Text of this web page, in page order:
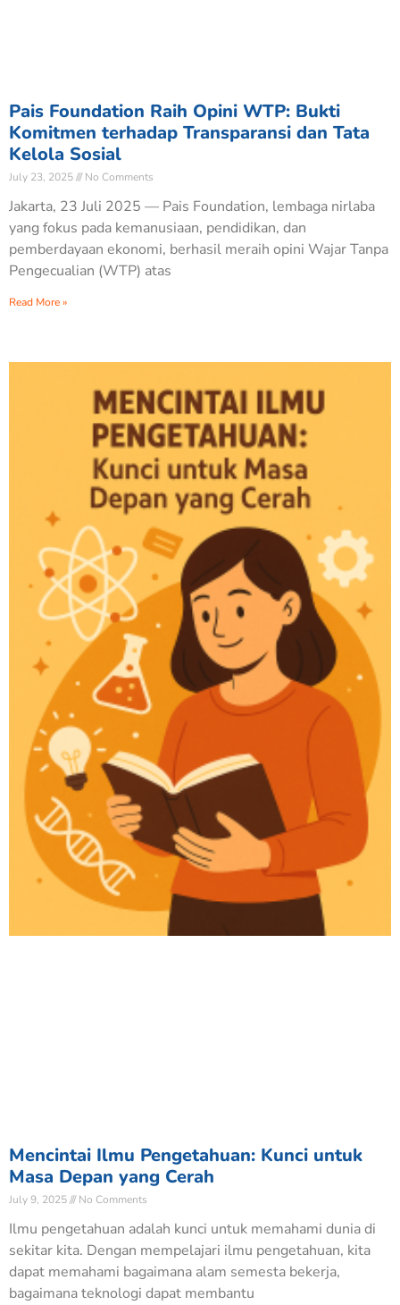
Pais Foundation Raih Opini WTP: Bukti
Komitmen terhadap Transparansi dan Tata
Kelola Sosial
July 23, 2025 No Comments
Jakarta, 23 Juli 2025 — Pais Foundation, lembaga nirlaba
yang fokus pada kemanusiaan, pendidikan, dan
pemberdayaan ekonomi, berhasil meraih opini Wajar Tanpa
Pengecualian (WTP) atas
Read More »
Mencintai Ilmu Pengetahuan: Kunci untuk
Masa Depan yang Cerah
July 9, 2025 No Comments
Ilmu pengetahuan adalah kunci untuk memahami dunia di
sekitar kita. Dengan mempelajari ilmu pengetahuan, kita
dapat memahami bagaimana alam semesta bekerja,
bagaimana teknologi dapat membantu